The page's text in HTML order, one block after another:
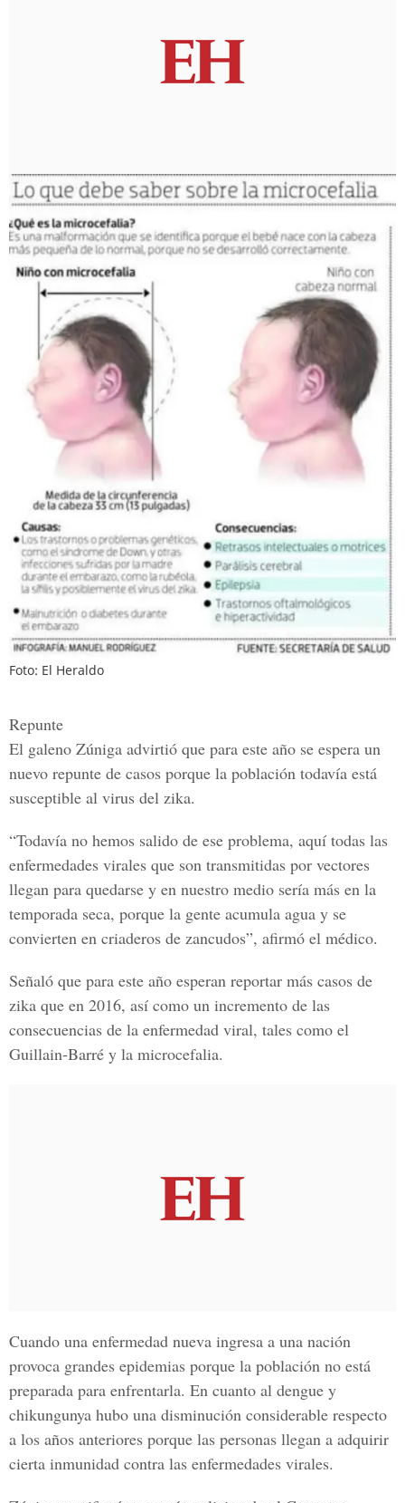
Foto: El Heraldo
Repunte
El galeno Zúniga advirtió que para este año se espera un
nuevo repunte de casos porque la población todavía está
susceptible al virus del zika.
“Todavía no hemos salido de ese problema, aquí todas las
enfermedades virales que son transmitidas por vectores
llegan para quedarse y en nuestro medio sería más en la
temporada seca, porque la gente acumula agua y se
convierten en criaderos de zancudos”, afirmó el médico.
Señaló que para este año esperan reportar más casos de
zika que en 2016, así como un incremento de las
consecuencias de la enfermedad viral, tales como el
Guillain-Barré y la microcefalia.
Cuando una enfermedad nueva ingresa a una nación
provoca grandes epidemias porque la población no está
preparada para enfrentarla. En cuanto al dengue y
chikungunya hubo una disminución considerable respecto
a los años anteriores porque las personas llegan a adquirir
cierta inmunidad contra las enfermedades virales.